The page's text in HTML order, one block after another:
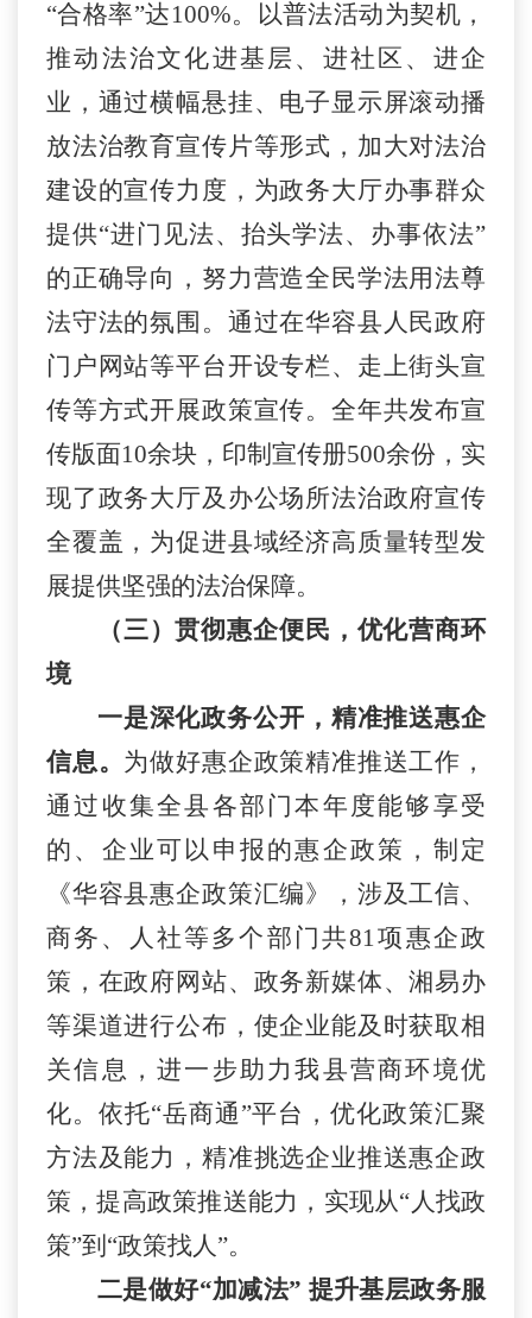
“合格率”达100%。以普法活动为契机，
推动法治文化进基层、进社区、进企
业，通过横幅悬挂、电子显示屏滚动播
放法治教育宣传片等形式， 加大对法治
建设的宣传力度，为政务大厅办事群众
提供“进门见法、抬头学法、办事依法”
的正确导向，努力营造全民学法用法尊
法守法的氛围。通过在华容县人民政府
门户网站等平台开设专栏、走上街头宣
传等方式开展政策宣传。全年共发布宣
传版面10余块，印制宣传册500余份，实
现了政务大厅及办公场所法治政府宣传
全覆盖，为促进县域经济高质量转型发
展提供坚强的法治保障。
（三）贯彻惠企便民，优化营商环
境
一是深化政务公开， 精准推送惠企
信息。 为做好惠企政策精准推送工作，
通过收集全县各部门本年度能够享受
的、企业可以申报的惠企政策，制定
《华容县惠企政策汇编》，涉及工信、
商务 、人社等多个部门共81项惠企政
策，在政府网站、 政务新媒体、湘易办
等渠道进行公布，使企业能及时获取相
关信息，进一步助力我县营商环境优
化。依托“岳商通 ”平台，优化政策汇聚
方法及能力，精准挑选企业推送惠企政
策，提高政策推送能力，实现从“人找政
策”到“政策找人”。
二是做好“加减法” 提升基层政务服